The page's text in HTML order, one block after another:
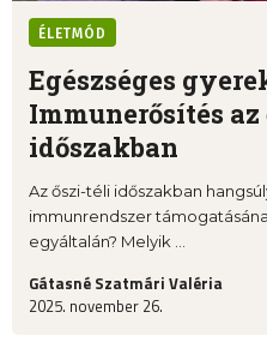
ÉLETMÓD
Egészséges
Immunerősítés
időszakban
Az őszi-téli időszakban
immunrendszer
egyáltalán? Melyik ...
Gátasné Szatmári Valéria
2025. november 26.